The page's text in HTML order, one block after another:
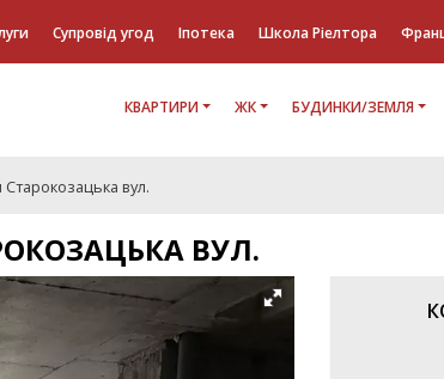
Супровід угод Іпотека Школа Ріелтора
КВАРТИРИ ЖК БУДИНКИ/ЗЕМЛЯ
вул.
ВУЛ.